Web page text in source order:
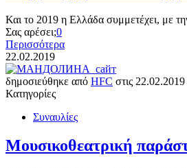
Και το 2019 η Ελλάδα συμμετέχει, με
Σας αρέσει;0
Περισσότερα
22.02.2019
δημοσιεύθηκε από HFC στις 22.02.2019
Κατηγορίες
Συναυλίες
Μουσικοθεατρική